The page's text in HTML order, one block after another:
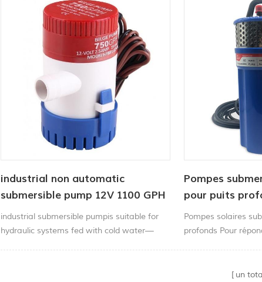
industrial non automatic
submersible pump 12V 1100 GPH
industrial submersible pumpis suitable for
hydraulic systems fed with cold water—
Pompes
pour puits
Pompes solaires
profonds Pour
un